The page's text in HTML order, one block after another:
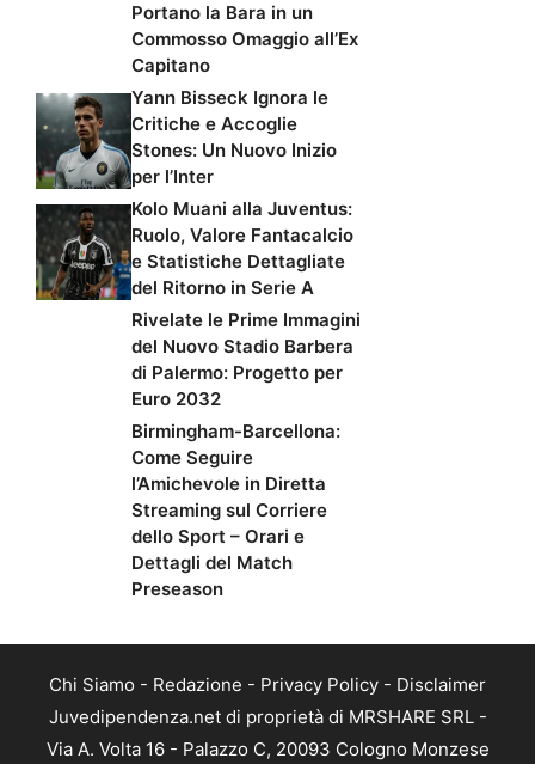
Portano la Bara in un
Commosso Omaggio all’Ex
Capitano
Yann Bisseck Ignora le
Critiche e Accoglie
Stones: Un Nuovo Inizio
per l’Inter
Kolo Muani alla Juventus:
Ruolo, Valore Fantacalcio
e Statistiche Dettagliate
del Ritorno in Serie A
Rivelate le Prime Immagini
del Nuovo Stadio Barbera
di Palermo: Progetto per
Euro 2032
Birmingham-Barcellona:
Come Seguire
l’Amichevole in Diretta
Streaming sul Corriere
dello Sport – Orari e
Dettagli del Match
Preseason
Chi Siamo - Redazione - Privacy Policy - Disclaimer
Juvedipendenza.net di proprietà di MRSHARE SRL -
Via A. Volta 16 - Palazzo C, 20093 Cologno Monzese